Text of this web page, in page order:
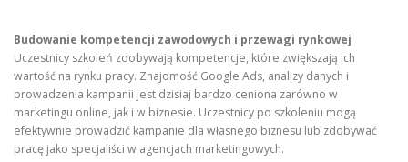
Budowanie kompetencji zawodowych i przewagi rynkowej
Uczestnicy szkoleń zdobywają kompetencje, które zwiększają ich
wartość na rynku pracy. Znajomość Google Ads, analizy danych i
prowadzenia kampanii jest dzisiaj bardzo ceniona zarówno w
marketingu online, jak i w biznesie. Uczestnicy po szkoleniu mogą
efektywnie prowadzić kampanie dla własnego biznesu lub zdobywać
pracę jako specjaliści w agencjach marketingowych.